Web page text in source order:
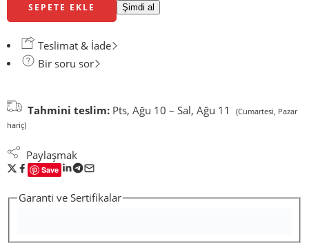
SEPETE EKLE Şimdi al
Teslimat & İade
Bir soru sor
Tahmini teslim: Pts, Ağu 10 – Sal, Ağu 11
(Cumartesi, Pazar
hariç)
Paylaşmak
Save
Garanti ve Sertifikalar